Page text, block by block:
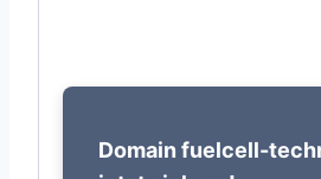
Domain fuelcell-